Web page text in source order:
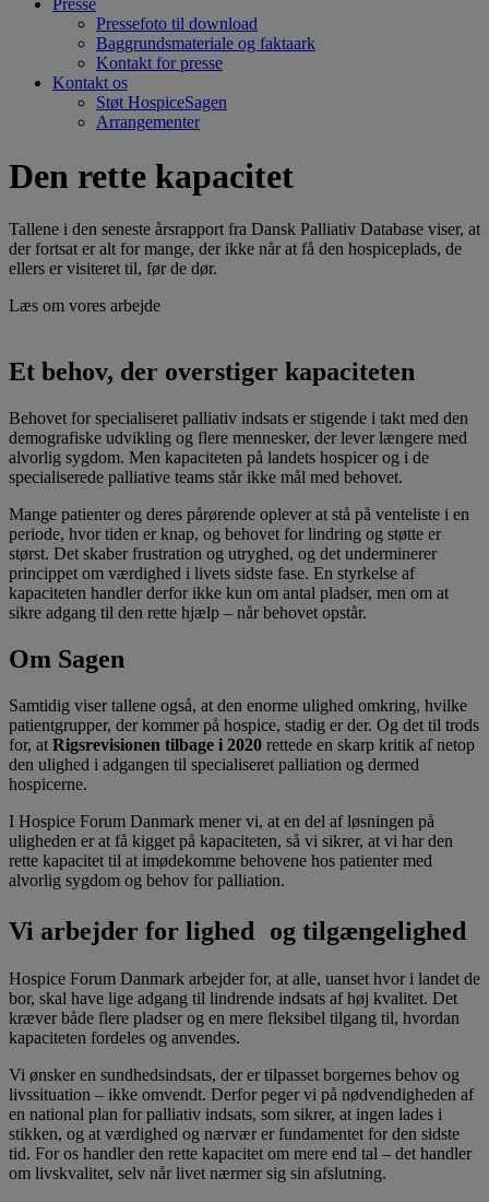
Presse
Pressefoto til download
Baggrundsmateriale og faktaark
Kontakt for presse
Kontakt os
Støt HospiceSagen
Arrangementer
Den rette kapacitet
Tallene i den seneste årsrapport fra Dansk Palliativ Database viser, at
der fortsat er alt for mange, der ikke når at få den hospiceplads, de
ellers er visiteret til, før de dør.
Læs om vores arbejde
Et behov, der overstiger kapaciteten
Behovet for specialiseret palliativ indsats er stigende i takt med den
demografiske udvikling og flere mennesker, der lever længere med
alvorlig sygdom. Men kapaciteten på landets hospicer og i de
specialiserede palliative teams står ikke mål med behovet.
Mange patienter og deres pårørende oplever at stå på venteliste i en
periode, hvor tiden er knap, og behovet for lindring og støtte er
størst. Det skaber frustration og utryghed, og det underminerer
princippet om værdighed i livets sidste fase. En styrkelse af
kapaciteten handler derfor ikke kun om antal pladser, men om at
sikre adgang til den rette hjælp – når behovet opstår.
Om Sagen
Samtidig viser tallene også, at den enorme ulighed omkring, hvilke
patientgrupper, der kommer på hospice, stadig er der. Og det til trods
for, at Rigsrevisionen tilbage i 2020 rettede en skarp kritik af netop
den ulighed i adgangen til specialiseret palliation og dermed
hospicerne.
I Hospice Forum Danmark mener vi, at en del af løsningen på
uligheden er at få kigget på kapaciteten, så vi sikrer, at vi har den
rette kapacitet til at imødekomme behovene hos patienter med
alvorlig sygdom og behov for palliation.
Vi arbejder for lighed og tilgængelighed
Hospice Forum Danmark arbejder for, at alle, uanset hvor i landet de
bor, skal have lige adgang til lindrende indsats af høj kvalitet. Det
kræver både flere pladser og en mere fleksibel tilgang til, hvordan
kapaciteten fordeles og anvendes.
Vi ønsker en sundhedsindsats, der er tilpasset borgernes behov og
livssituation – ikke omvendt. Derfor peger vi på nødvendigheden af
en national plan for palliativ indsats, som sikrer, at ingen lades i
stikken, og at værdighed og nærvær er fundamentet for den sidste
tid. For os handler den rette kapacitet om mere end tal – det handler
om livskvalitet, selv når livet nærmer sig sin afslutning.